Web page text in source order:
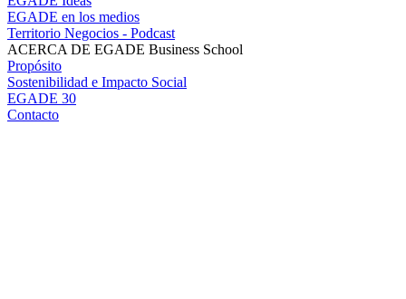
EGADE en los medios
Territorio Negocios - Podcast
ACERCA DE EGADE Business School
Propósito
Sostenibilidad e Impacto Social
EGADE 30
Contacto